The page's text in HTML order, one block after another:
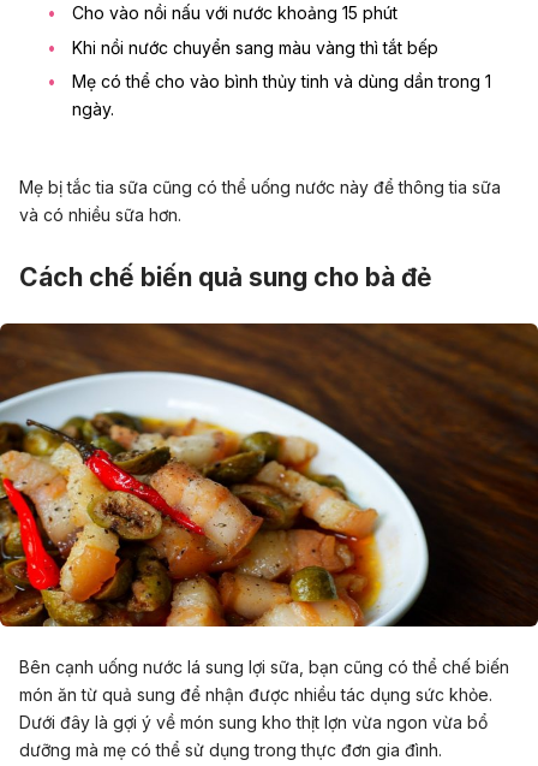
Cho vào nồi nấu với nước khoảng 15 phút
Khi nồi nước chuyển sang màu vàng thì tắt bếp
Mẹ có thể cho vào bình thủy tinh và dùng dần trong 1
ngày.
Mẹ bị tắc tia sữa cũng có thể uống nước này để thông tia sữa
và có nhiều sữa hơn.
Cách chế biến quả sung cho bà đẻ
Bên cạnh uống nước lá sung lợi sữa, bạn cũng có thể chế biến
món ăn từ quả sung để nhận được nhiều tác dụng sức khỏe.
Dưới đây là gợi ý về món sung kho thịt lợn vừa ngon vừa bổ
dưỡng mà mẹ có thể sử dụng trong thực đơn gia đình.